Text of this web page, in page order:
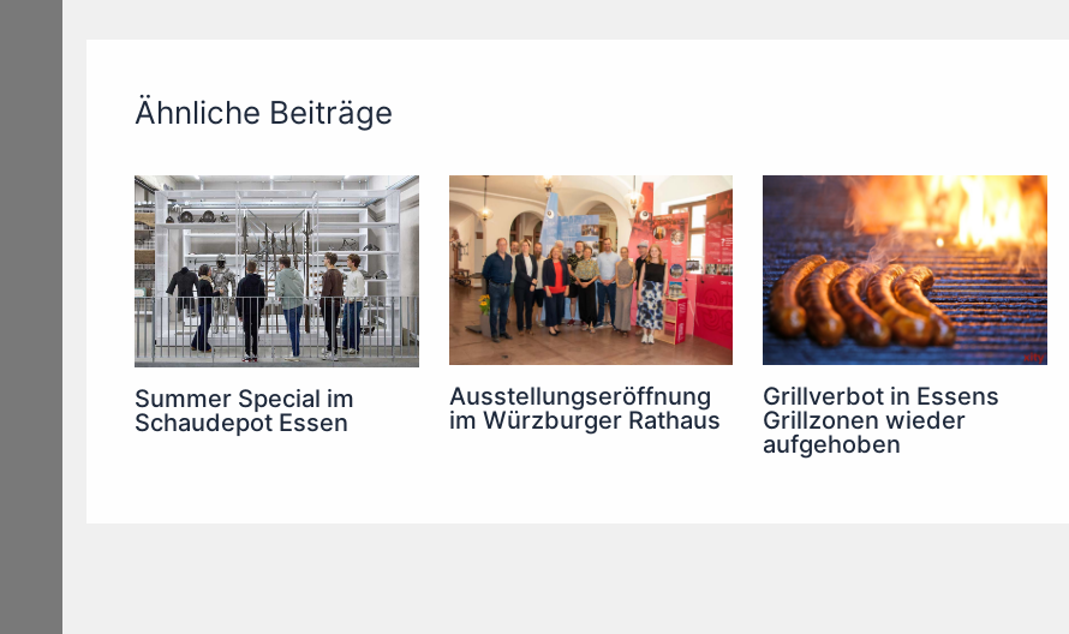
Ähnliche Beiträge
Summer Special im
Schaudepot Essen
Ausstellungseröffnung
im Würzburger Rathaus
Grillverbot in Essens
Grillzonen wieder
aufgehoben